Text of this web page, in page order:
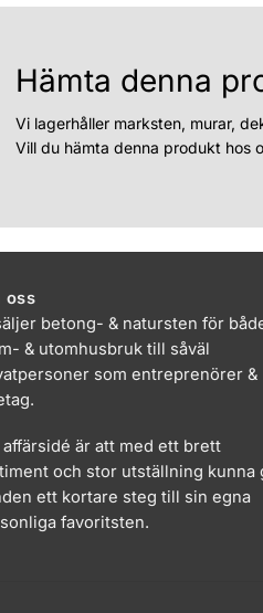
Hämta denna
Vi lagerhåller marksten, murar,
Vill du hämta denna produkt hos
oss
betong- & natursten för
& utomhusbruk till såväl
som entreprenörer &
affärsidé är att med ett brett
och stor utställning kunna
ett kortare steg till sin egna
favoritsten.